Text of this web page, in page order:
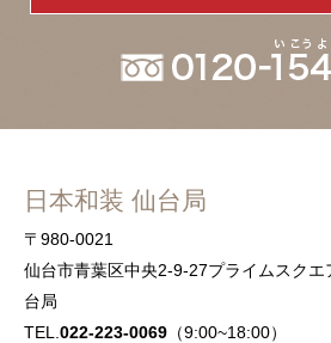
日本和装 仙台局
〒980-0021
仙台市青葉区中央2-9-27プライムスク
台局
TEL. 022-223-0069 （9:00~18:00）